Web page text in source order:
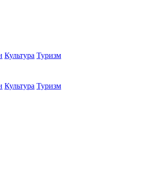
Культура Туризм
Культура Туризм